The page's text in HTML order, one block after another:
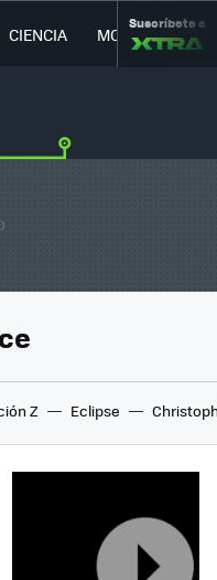
CIENCIA MOVILIDAD
Suscríbete a
Z Eclipse